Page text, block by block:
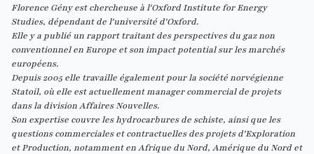
Florence Gény est chercheuse à l'Oxford Institute for Energy
Studies, dépendant de l'université d'Oxford.
Elle y a publié un rapport traitant des perspectives du gaz non
conventionnel en Europe et son impact potential sur les marchés
européens.
Depuis 2005 elle travaille également pour la société norvégienne
Statoil, où elle est actuellement manager commercial de projets
dans la division Affaires Nouvelles.
Son expertise couvre les hydrocarbures de schiste, ainsi que les
questions commerciales et contractuelles des projets d'Exploration
et Production, notamment en Afrique du Nord, Amérique du Nord et